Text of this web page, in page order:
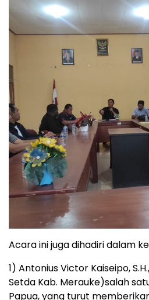
Acara ini juga dihadiri dalam
1) Antonius Victor Kaiseipo,
Setda Kab. Merauke)salah
Papua, yang turut